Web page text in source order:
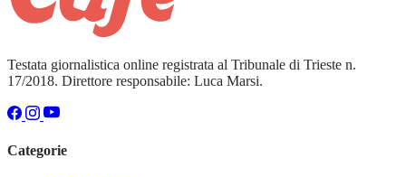
Testata giornalistica online registrata al Tribunale di Trieste n.
17/2018. Direttore responsabile: Luca Marsi.
Categorie